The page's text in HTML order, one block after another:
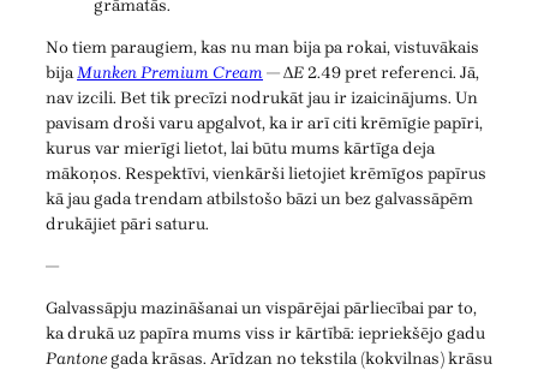
grāmatās.
No tiem paraugiem, kas nu man bija pa rokai, vistuvākais
bijaMunken Premium Cream— ΔE2.49 pret referenci. Jā,
nav izcili. Bet tik precīzi nodrukāt jau ir izaicinājums. Un
pavisam droši varu apgalvot, ka ir arī citi krēmīgie papīri,
kurus var mierīgi lietot, lai būtu mums kārtīga deja
mākoņos. Respektīvi, vienkārši lietojiet krēmīgos papīrus
kā jau gada trendam atbilstošo bāzi un bez galvassāpēm
drukājiet pāri saturu.
—
Galvassāpju mazināšanai un vispārējai pārliecībai par to,
ka drukā uz papīra mums viss ir kārtībā: iepriekšējo gadu
Pantonegada krāsas. Arīdzan no tekstila (kokvilnas) krāsu